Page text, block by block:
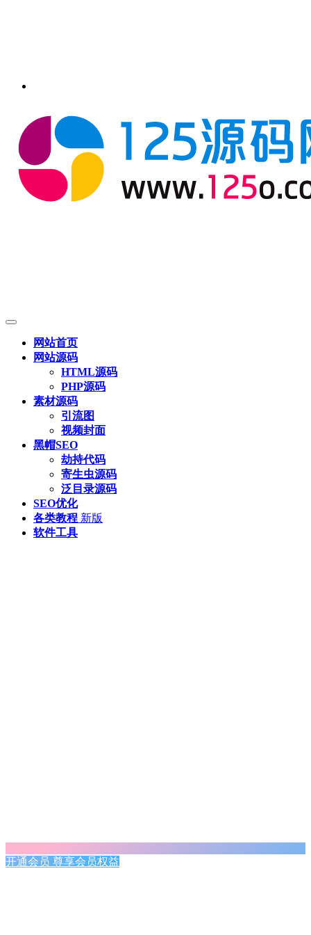
网站首页
网站源码
HTML源码
PHP源码
素材源码
引流图
视频封面
黑帽SEO
劫持代码
寄生虫源码
泛目录源码
SEO优化
各类教程 新版
软件工具
开通会员 尊享会员权益